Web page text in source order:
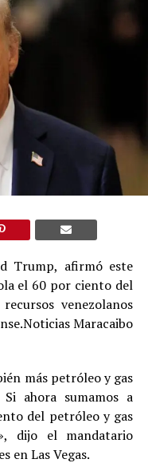
Trump, afirmó este
el 60 por ciento del
venezolanos
Maracaibo
más petróleo y gas
ahora sumamos a
del petróleo y gas
dijo el mandatario
en Las Vegas.